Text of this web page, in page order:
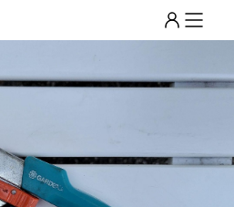
Menu